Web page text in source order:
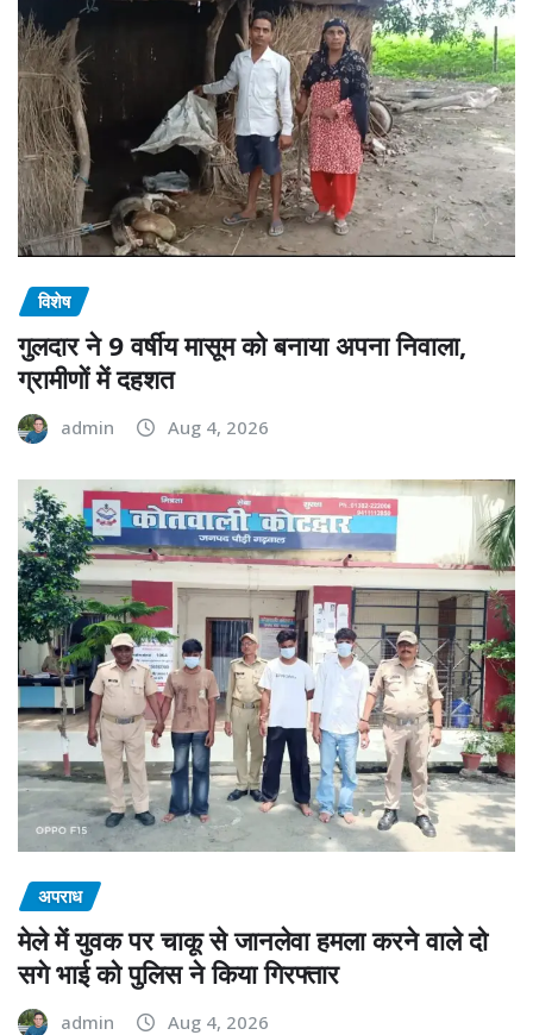
विशेष
गुलदार ने 9 वर्षीय मासूम को बनाया अपना निवाला,
ग्रामीणों में दहशत
admin Aug 4, 2026
अपराध
मेले में युवक पर चाकू से जानलेवा हमला करने वाले दो
सगे भाई को पुलिस ने किया गिरफ्तार
admin Aug 4, 2026